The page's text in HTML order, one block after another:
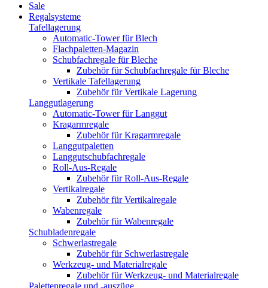
Sale
Regalsysteme
Tafellagerung
Automatic-Tower für Blech
Flachpaletten-Magazin
Schubfachregale für Bleche
Zubehör für Schubfachregale für Bleche
Vertikale Tafellagerung
Zubehör für Vertikale Lagerung
Langgutlagerung
Automatic-Tower für Langgut
Kragarmregale
Zubehör für Kragarmregale
Langgutpaletten
Langgutschubfachregale
Roll-Aus-Regale
Zubehör für Roll-Aus-Regale
Vertikalregale
Zubehör für Vertikalregale
Wabenregale
Zubehör für Wabenregale
Schubladenregale
Schwerlastregale
Zubehör für Schwerlastregale
Werkzeug- und Materialregale
Zubehör für Werkzeug- und Materialregale
Palettenregale und -auszüge